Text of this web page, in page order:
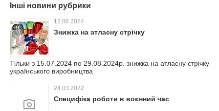
Інші новини рубрики
12.06.2024
Знижка на атласну стрічку
Тільки з 15.07.2024 по 29.08.2024р. знижка на атласну стрічку
українського виробництва
24.03.2022
Специфіка роботи в воєнний час